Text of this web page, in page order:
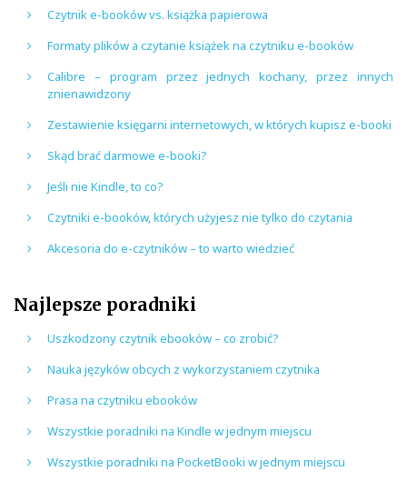
Czytnik e-booków vs. książka papierowa
Formaty plików a czytanie książek na czytniku e-booków
Calibre – program przez jednych kochany, przez innych
znienawidzony
Zestawienie księgarni internetowych, w których kupisz e-booki
Skąd brać darmowe e-booki?
Jeśli nie Kindle, to co?
Czytniki e-booków, których użyjesz nie tylko do czytania
Akcesoria do e-czytników – to warto wiedzieć
Najlepsze poradniki
Uszkodzony czytnik ebooków – co zrobić?
Nauka języków obcych z wykorzystaniem czytnika
Prasa na czytniku ebooków
Wszystkie poradniki na Kindle w jednym miejscu
Wszystkie poradniki na PocketBooki w jednym miejscu